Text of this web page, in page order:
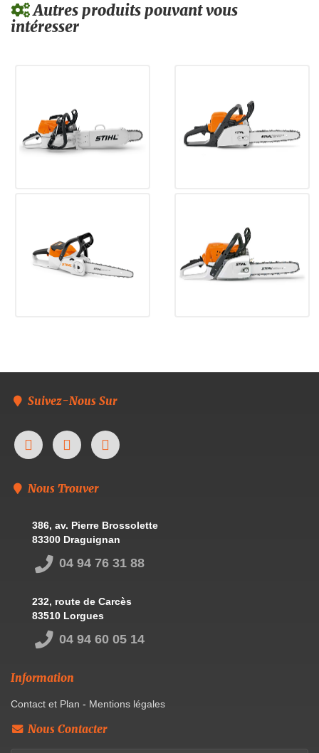
Autres produits pouvant vous
intéresser
Suivez-Nous Sur
Nous Trouver
386, av. Pierre Brossolette
83300 Draguignan
04 94 76 31 88
232, route de Carcès
83510 Lorgues
04 94 60 05 14
Information
Contact et Plan - Mentions légales
Nous Contacter